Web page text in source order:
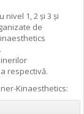
1, 2 și 3 și
de
respectivă.
Kinaesthetics: